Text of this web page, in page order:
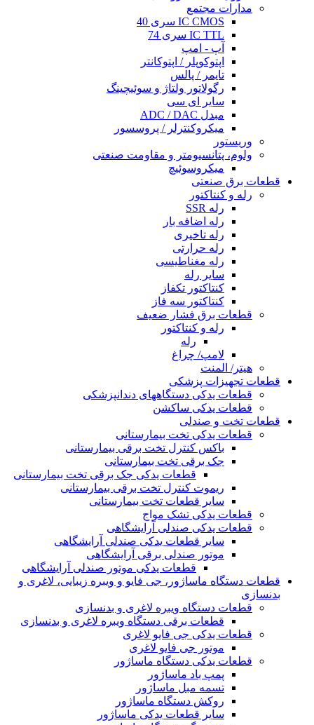
مدارات مجتمع
IC CMOS سری 40
IC TTL سری 74
آپ - امپ
اپتوکوپلر / اپتوکانتر
تایمر / پالس
رگولاتور ولتاژ و سوئیچینگ
سایر ای سی
مبدل ADC / DAC
میکروکنترلر / پروسسور
وریستور
ولوم، پتانسیومتر و مقاومت صنعتی
میکروسوئیچ
قطعات برق صنعتی
رله و کنتاکتور
رله SSR
رله اضافه بار
رله تاخیری
رله حرارتی
رله مغناطیسی
سایر رله
کنتاکتور تکفاز
کنتاکتور سه فاز
قطعات برق فشار ضعیف
رله و کنتاکتور
رله
لامپ/ چراغ
هیتر/ المنت
قطعات تجهیزات پزشکی
قطعات یدکی دستگاههای دندانپزشکی
قطعات یدکی ساکشن
قطعات تخت و صندلی
قطعات یدکی تخت بیمارستانی
باکس کنترل تخت برقی بیمارستانی
جک برقی تخت بیمارستانی
قطعات یدکی جک برقی تخت بیمارستانی
ریموت کنترل تخت برقی بیمارستانی
سایر قطعات تخت بیمارستانی
قطعات یدکی تشک مواج
قطعات یدکی صندلی آرایشگاهی
سایر قطعات یدکی صندلی آرایشگاهی
موتور صندلی برقی آرایشگاهی
قطعات یدکی موتور صندلی آرایشگاهی
قطعات دستگاه ماساژور، جی فایو و ویبره زیبایی، لاغری و
بدنسازی
قطعات دستگاه ویبره لاغری و بدنسازی
قطعات برقی دستگاه ویبره لاغری و بدنسازی
قطعات یدکی جی فایو لاغری
موتور جی فایو لاغری
قطعات یدکی دستگاه ماساژور
پمپ باد ماساژور
تسمه مبل ماساژور
روکش دستگاه ماساژور
سایر قطعات یدکی ماساژور